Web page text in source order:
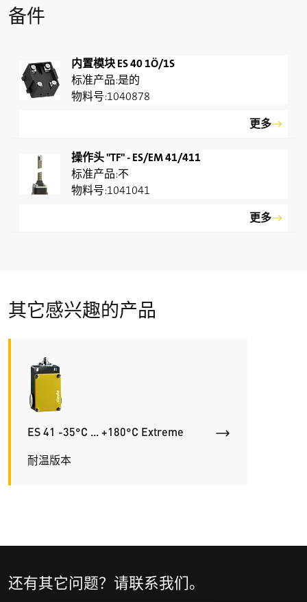
备件
内置模块 ES 40 1Ö/1S
是的
1040878
更多
操作头 "TF" - ES/EM 41/411
不
1041041
更多
其它感兴趣的产品
ES 41 -35°C ... +180°C Extreme
耐温版本
还有其它问题？请联系我们。